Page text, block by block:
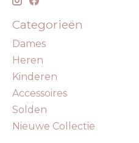
Categorieën
Dames
Heren
Kinderen
Accessoires
Solden
Nieuwe Collectie